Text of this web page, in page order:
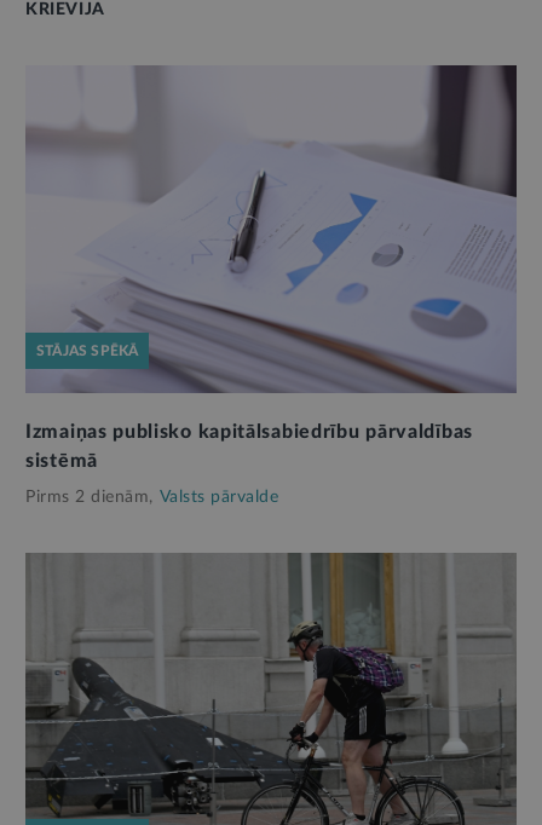
KRIEVIJA
STĀJAS SPĒKĀ
Izmaiņas publisko kapitālsabiedrību pārvaldības
sistēmā
Pirms 2 dienām, Valsts pārvalde